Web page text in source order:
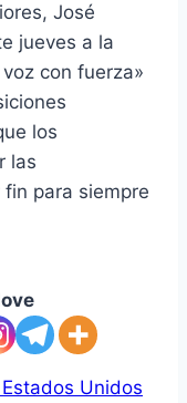
José
jueves a la
con fuerza»
los
las
para siempre
Unidos